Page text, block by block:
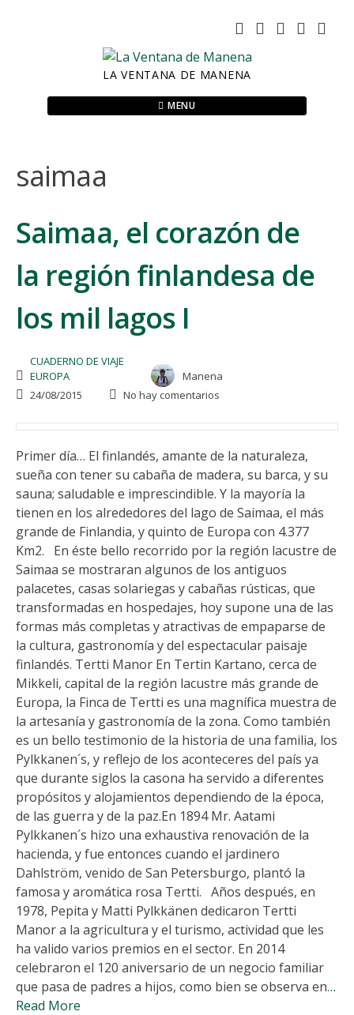
LA VENTANA DE MANENA
MENU
saimaa
Saimaa, el corazón de
la región finlandesa de
los mil lagos I
CUADERNO DE VIAJE
EUROPA
Manena
24/08/2015
No hay comentarios
Primer día… El finlandés, amante de la naturaleza,
sueña con tener su cabaña de madera, su barca, y su
sauna; saludable e imprescindible. Y la mayoría la
tienen en los alrededores del lago de Saimaa, el más
grande de Finlandia, y quinto de Europa con 4.377
Km2. En éste bello recorrido por la región lacustre de
Saimaa se mostraran algunos de los antiguos
palacetes, casas solariegas y cabañas rústicas, que
transformadas en hospedajes, hoy supone una de las
formas más completas y atractivas de empaparse de
la cultura, gastronomía y del espectacular paisaje
finlandés. Tertti Manor En Tertin Kartano, cerca de
Mikkeli, capital de la región lacustre más grande de
Europa, la Finca de Tertti es una magnífica muestra de
la artesanía y gastronomía de la zona. Como también
es un bello testimonio de la historia de una familia, los
Pylkkanen´s, y reflejo de los aconteceres del país ya
que durante siglos la casona ha servido a diferentes
propósitos y alojamientos dependiendo de la época,
de las guerra y de la paz.En 1894 Mr. Aatami
Pylkkanen´s hizo una exhaustiva renovación de la
hacienda, y fue entonces cuando el jardinero
Dahlström, venido de San Petersburgo, plantó la
famosa y aromática rosa Tertti. Años después, en
1978, Pepita y Matti Pylkkänen dedicaron Tertti
Manor a la agricultura y el turismo, actividad que les
ha valido varios premios en el sector. En 2014
celebraron el 120 aniversario de un negocio familiar
que pasa de padres a hijos, como bien se observa en…
Read More